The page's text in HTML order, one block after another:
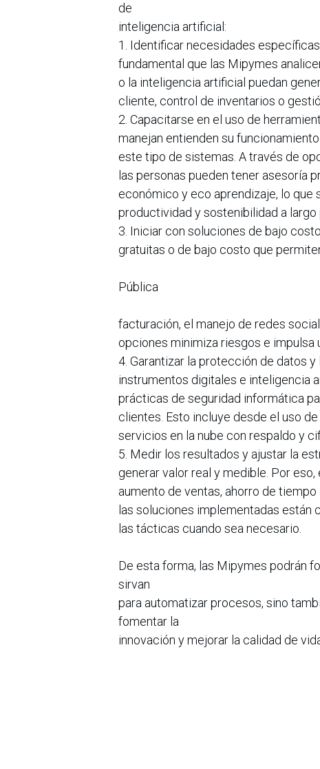
de
inteligencia artificial:
1. Identificar necesidades
fundamental que las Mipymes
o la inteligencia artificial puedan
cliente, control de inventarios o
2. Capacitarse en el uso de
manejan entienden su
este tipo de sistemas. A través de
las personas pueden tener asesoría
económico y eco aprendizaje, lo
productividad y sostenibilidad a largo
3. Iniciar con soluciones de bajo
gratuitas o de bajo costo que
Pública
facturación, el manejo de redes
opciones minimiza riesgos e impulsa
4. Garantizar la protección de datos
instrumentos digitales e inteligencia
prácticas de seguridad informática
clientes. Esto incluye desde el uso
servicios en la nube con respaldo y
5. Medir los resultados y ajustar la
generar valor real y medible. Por
aumento de ventas, ahorro de
las soluciones implementadas
las tácticas cuando sea necesario.
De esta forma, las Mipymes podrán
sirvan
para automatizar procesos, sino
fomentar la
innovación y mejorar la calidad de